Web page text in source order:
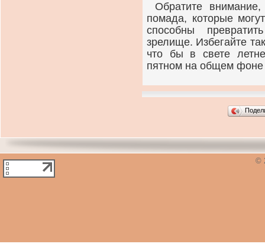
Обратите
помада, которые
способны
зрелище. Избегайте
что бы в свете
пятном на общем фоне
©